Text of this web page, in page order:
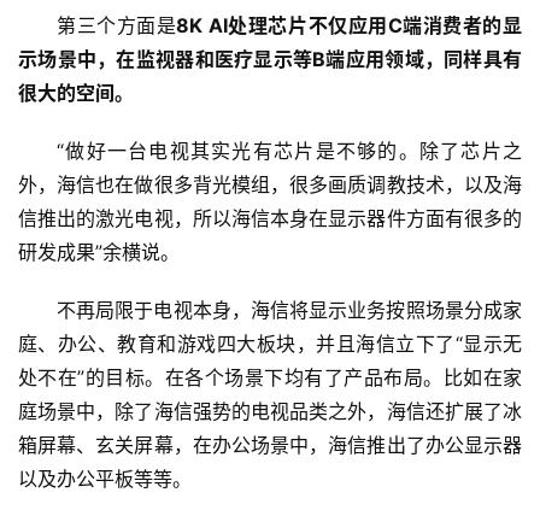
第三个方面是8K AI处理芯片不仅应用C端消费者的显
示场景中，在监视器和医疗显示等B端应用领域，同样具有
很大的空间。
“做好一台电视其实光有芯片是不够的。除了芯片之
外，海信也在做很多背光模组，很多画质调教技术，以及海
信推出的激光电视，所以海信本身在显示器件方面有很多的
研发成果”余横说。
不再局限于电视本身，海信将显示业务按照场景分成家
庭、办公、教育和游戏四大板块，并且海信立下了“显示无
处不在”的目标。在各个场景下均有了产品布局。比如在家
庭场景中，除了海信强势的电视品类之外，海信还扩展了冰
箱屏幕、玄关屏幕，在办公场景中，海信推出了办公显示器
以及办公平板等等。